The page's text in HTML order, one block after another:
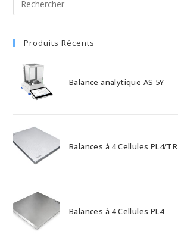
Produits Récents
Balance analytique AS 5Y
Balances à 4 Cellules PL4/TR
Balances à 4 Cellules PL4